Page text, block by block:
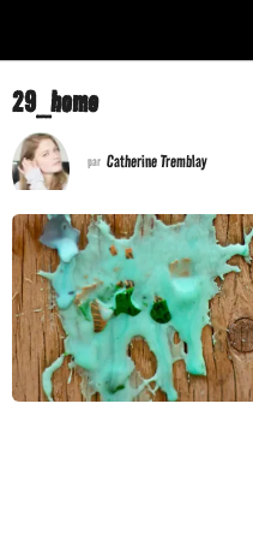
29_home
par Catherine Tremblay